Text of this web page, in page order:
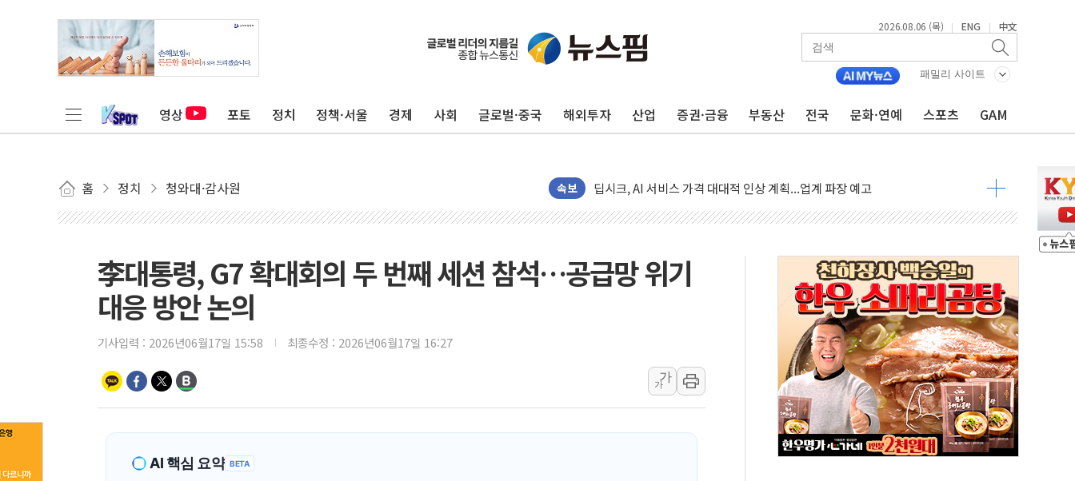
2026.08.06 (목) | ENG | 中文
패밀리 사이트
영상 포토 정치 정책·서울 경제 사회 글로벌·중국 해외투자 산업 증권·금융 부동산 전국 문화·연예 스포츠 GAM
홈 정치 청와대·감사원 속보
서울 아파트값 0.26%↑…상승폭 커졌지만 고가주택 밀집된 강남·서초 둔화
효성중공업, 덴마크에 초고압변압기 첫 공급...국가 전력망에 첫 입성
CJ프레시웨이, 2분기 영업익 14.2% 감소…"온라인 사업으로 성장"
초박빙 경선에 친명계 '추가 투표' 요구...친청계 응집력 '희석' 전략 통할까
KCC, 실적은 주춤했지만…'매출 절반' 실리콘 반등에 하반기 기대
정점식 "사관학교 통합 정치 프레임에 졸속 추진…'잼데믹' 안보까지 몰고 와"
장동혁 "李대통령 재판 재개해야 여론조사 51.9%…그것이 국민의 뜻"
日, 아키타에 일본 최대 규모의 AI 데이터센터 건설 추진
[종합] 李대통령 "취약계층 안부에 AI 활용…이주노동자 폭염 방치, 국격 훼손"
트럼프, 워시 연준의장과 수시 통화…독립성 논란 재점화
'40도 극한 폭염' 내일 절정…주말 주춤 후 다시 불볕더위
[컨콜] LG유플러스, "파주 AIDC 수익성 기대"
李대통령 "국민 체감 못 하는 정책은 무용…성역 없는 국정 개선 집행"
李대통령, G7 확대회의 두 번째 세션 참석…공급망 위기
대응 방안 논의
기사입력 : 2026년06월17일 15:58 최종수정 : 2026년06월17일 16:27
가
가
AI 핵심 요약 BETA